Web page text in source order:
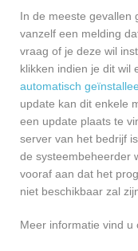
In de meeste gevallen
vanzelf een melding
vraag of je deze wil
klikken indien je dit wil
automatisch
update kan dit enkele
een update plaats te
server van het bedrijf
de systeembeheerder
vooraf aan dat het
niet beschikbaar zal
Meer informatie vind u